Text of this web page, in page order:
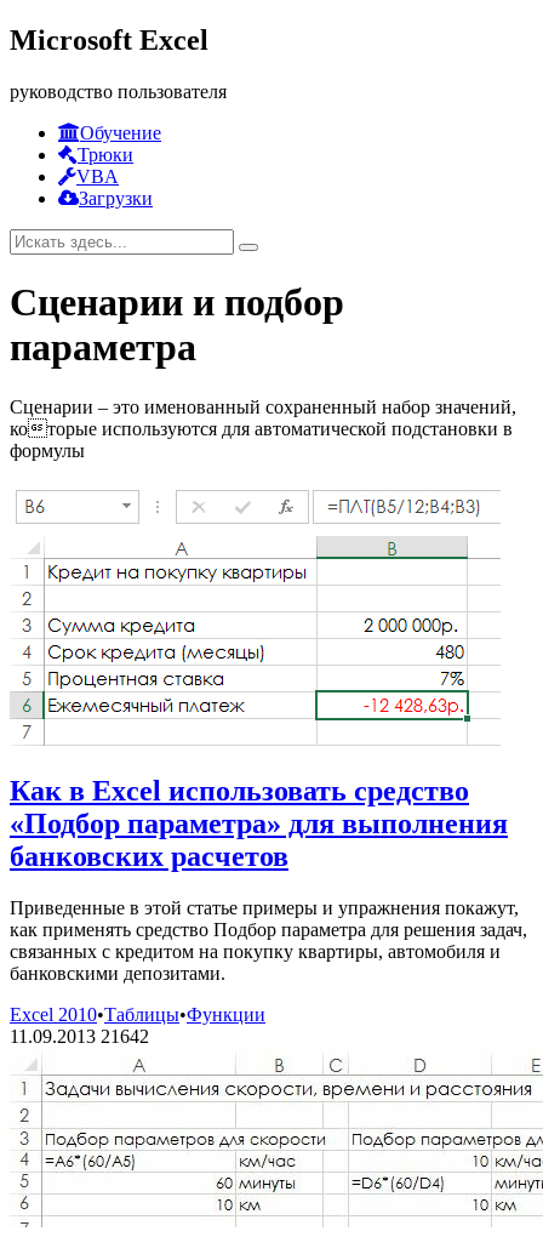
Microsoft Excel
руководство пользователя
Обучение
Трюки
VBA
Загрузки
Сценарии и подбор
параметра
Сценарии – это именованный сохраненный набор значений,
которые используются для автоматической подстановки в
формулы
Как в Excel использовать средство
«Подбор параметра» для выполнения
банковских расчетов
Приведенные в этой статье примеры и упражнения покажут,
как применять средство Подбор параметра для решения задач,
связанных с кредитом на покупку квартиры, автомобиля и
банковскими депозитами.
Excel 2010•Таблицы•Функции
11.09.2013 21642